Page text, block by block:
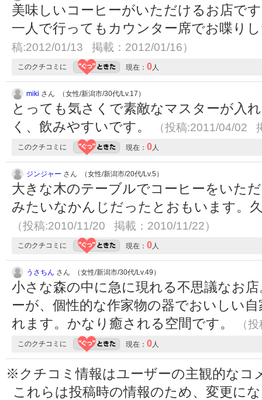
美味しいコーヒーがいただけるお店で
一人で行ってもカウンター席でお喋り
稿:2012/01/13 掲載：2012/01/16）
このクチコミに 現在： 0人
miki さん （女性/新潟市/30代/Lv.17）
とっても気さくで素敵なマスターが入
く、飲みやすいです。
（投稿:2011/04/02
このクチコミに 現在： 0人
ジンジャー さん （女性/新潟市/20代/Lv.5）
大きな木のテーブルでコーヒーをいた
みたいなかんじだったとおもいます。
（投稿:2010/11/20 掲載：2010/11/22）
このクチコミに 現在： 0人
うさちん さん （女性/新潟市/30代/Lv.49）
小さな森の中に急に現れる不思議なお
ーが、個性的な作家物の器でおいしい
れます。かなり癒される空間です。
（
このクチコミに 現在： 0人
※クチコミ情報はユーザーの主観的なコ
これらは投稿時の情報のため、変更に